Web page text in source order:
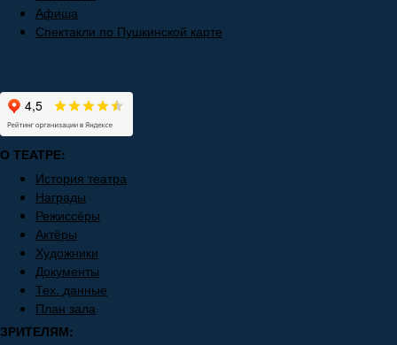
Афиша
Спектакли по Пушкинской карте
О ТЕАТРЕ:
История театра
Награды
Режиссёры
Актёры
Художники
Документы
Тех. данные
План зала
ЗРИТЕЛЯМ: